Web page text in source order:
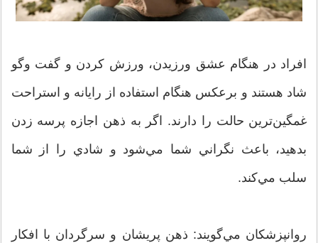
افراد در هنگام عشق ورزيدن، ورزش كردن و گفت وگو
شاد هستند و برعكس هنگام استفاده از رايانه‌ و استراحت
غمگين‌ترين حالت را دارند. اگر به ذهن اجازه پرسه زدن
بدهيد، باعث نگراني شما مي‌شود و شادي را از شما
سلب مي‌كند.
روانپزشكان مي‌گويند: ذهن پريشان و سرگردان با افكار